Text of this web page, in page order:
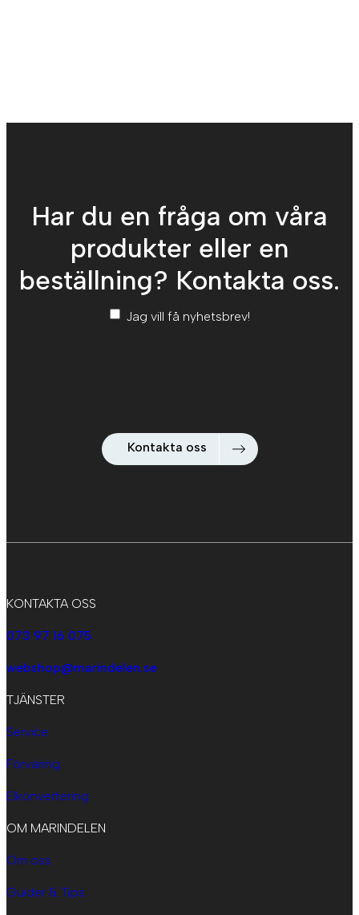
Har du en fråga om våra
produkter eller en
beställning? Kontakta oss.
Nyhetsbrev*
Jag vill få nyhetsbrev!
Kontakta oss
KONTAKTA OSS
073 97 16 075
webshop@marindelen.se
TJÄNSTER
Service
Förvaring
Elkonvertering
OM MARINDELEN
Om oss
Guider & Tips